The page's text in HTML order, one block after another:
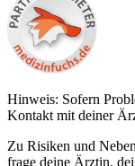
Hinweis: Sofern
Kontakt mit deiner
Zu Risiken und
frage deine Ärztin,